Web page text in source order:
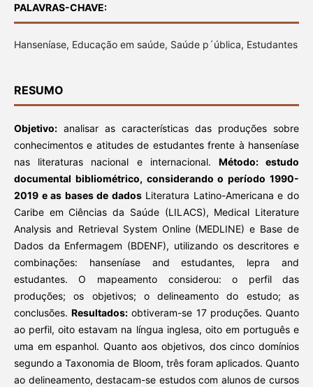
PALAVRAS-CHAVE:
Hanseníase, Educação em saúde, Saúde p´ública, Estudantes
RESUMO
Objetivo:analisar as características das produções sobre
conhecimentos e atitudes de estudantes frente à hanseníase
nas literaturas nacional e internacional. Método:estudo
documental bibliométrico, considerando o período 1990-
2019 e as bases de dadosLiteratura Latino-Americana e do
Caribe em Ciências da Saúde (LILACS), Medical Literature
Analysis and Retrieval System Online (MEDLINE) e Base de
Dados da Enfermagem (BDENF), utilizando os descritores e
combinações: hanseníase and estudantes, lepra and
estudantes. O mapeamento considerou: o perfil das
produções; os objetivos; o delineamento do estudo; as
conclusões.Resultados: obtiveram-se 17 produções. Quanto
ao perfil, oito estavam na língua inglesa, oito em português e
uma em espanhol. Quanto aos objetivos, dos cinco domínios
segundo a Taxonomia de Bloom, três foram aplicados. Quanto
ao delineamento, destacam-se estudos com alunos de cursos